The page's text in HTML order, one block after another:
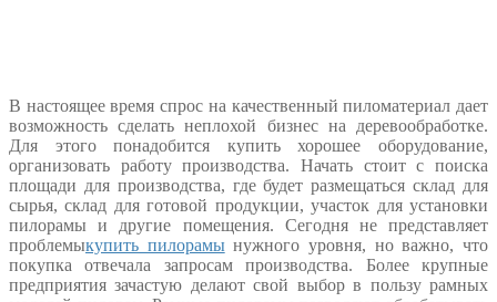
В настоящее время спрос на качественный пиломатериал дает
возможность сделать неплохой бизнес на деревообработке.
Для этого понадобится купить хорошее оборудование,
организовать работу производства. Начать стоит с поиска
площади для производства, где будет размещаться склад для
сырья, склад для готовой продукции, участок для установки
пилорамы и другие помещения. Сегодня не представляет
проблемыкупить пилорамынужного уровня, но важно, что
покупка отвечала запросам производства. Более крупные
предприятия зачастую делают свой выбор в пользу рамных